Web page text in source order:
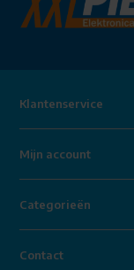
Klantenservice
Mijn account
Categorieën
Contact